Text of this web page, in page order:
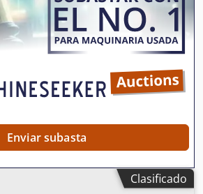
Enviar subasta
Clasificado